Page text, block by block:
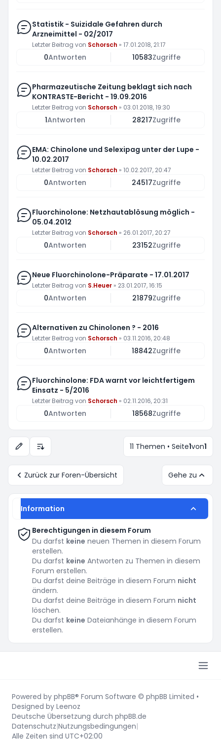
Statistik - Suizidale Gefahren durch
Arzneimittel - 02/2017
Letzter Beitrag von Schorsch » 17.01.2018, 21:17
0Antworten 10583Zugriffe
Pharmazeutische Zeitung beklagt sich nach
KONTRASTE-Bericht - 19.09.2016
Letzter Beitrag von Schorsch » 03.01.2018, 19:30
1Antworten 28217Zugriffe
EMA: Chinolone und Selexipag unter der Lupe -
10.02.2017
Letzter Beitrag von Schorsch » 10.02.2017, 20:47
0Antworten 24517Zugriffe
Fluorchinolone: Netzhautablösung möglich -
05.04.2012
Letzter Beitrag von Schorsch » 26.01.2017, 20:27
0Antworten 23152Zugriffe
Neue Fluorchinolone-Präparate - 17.01.2017
Letzter Beitrag von S.Heuer » 23.01.2017, 16:15
0Antworten 21879Zugriffe
Alternativen zu Chinolonen ? - 2016
Letzter Beitrag von Schorsch » 03.11.2016, 20:48
0Antworten 18842Zugriffe
Fluorchinolone: FDA warnt vor leichtfertigem
Einsatz - 5/2016
Letzter Beitrag von Schorsch » 02.11.2016, 20:31
0Antworten 18568Zugriffe
Anzeige- und Sortierungs-Einstellungen
11 Themen • Seite1von1
Zurück zur Foren-Übersicht Gehe zu
Information
Berechtigungen in diesem Forum
Du darfst keine neuen Themen in diesem Forum
erstellen.
Du darfst keine Antworten zu Themen in diesem
Forum erstellen.
Du darfst deine Beiträge in diesem Forum nicht
ändern.
Du darfst deine Beiträge in diesem Forum nicht
löschen.
Du darfst keine Dateianhänge in diesem Forum
erstellen.
Powered by phpBB® Forum Software © phpBB Limited •
Designed by Leenoz
Deutsche Übersetzung durch phpBB.de
Datenschutz|Nutzungsbedingungen|
Alle Zeiten sind UTC+02:00